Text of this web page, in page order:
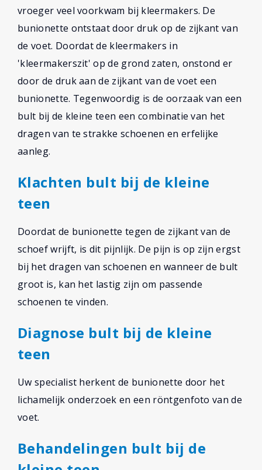
vroeger veel voorkwam bij kleermakers. De
bunionette ontstaat door druk op de zijkant van
de voet. Doordat de kleermakers in
'kleermakerszit' op de grond zaten, onstond er
door de druk aan de zijkant van de voet een
bunionette. Tegenwoordig is de oorzaak van een
bult bij de kleine teen een combinatie van het
dragen van te strakke schoenen en erfelijke
aanleg.
Klachten bult bij de kleine
teen
Doordat de bunionette tegen de zijkant van de
schoef wrijft, is dit pijnlijk. De pijn is op zijn ergst
bij het dragen van schoenen en wanneer de bult
groot is, kan het lastig zijn om passende
schoenen te vinden.
Diagnose bult bij de kleine
teen
Uw specialist herkent de bunionette door het
lichamelijk onderzoek en een röntgenfoto van de
voet.
Behandelingen bult bij de